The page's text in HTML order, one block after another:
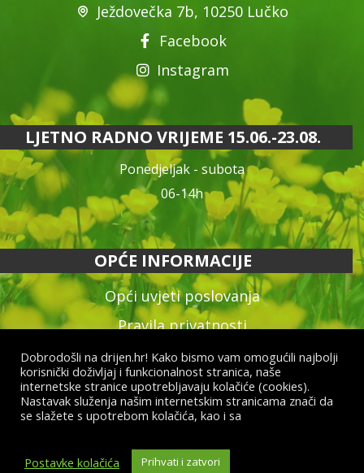
Ježdovečka 7b, 10250 Lučko
Facebook
Instagram
LJETNO RADNO VRIJEME 15.06.-23.08.
Ponedjeljak - subota
06-14h
OPĆE INFORMACIJE
Opći uvjeti poslovanja
Pravila privatnosti
Reklamacija proizvoda
Način plaćanja & dostava
Raskid ugovora
Dobrodošli na drijen.hr! Kako bismo vam omogućili najbolji
korisnički doživljaj i funkcionalnost stranica, naše
internetske stranice upotrebljavaju kolačiće (cookies).
Nastavak služenja našim internetskim stranicama znači da
se slažete s upotrebom kolačića, kao i sa
Postavke kolačića
Prihvati i zatvori